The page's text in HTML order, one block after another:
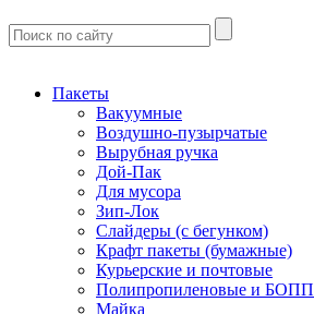
Пакеты
Вакуумные
Воздушно-пузырчатые
Вырубная ручка
Дой-Пак
Для мусора
Зип-Лок
Слайдеры (с бегунком)
Крафт пакеты (бумажные)
Курьерские и почтовые
Полипропиленовые и БОПП
Майка